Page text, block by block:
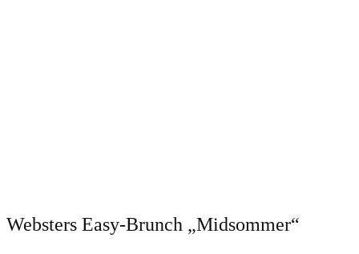
Websters Easy-Brunch „Midsommer“